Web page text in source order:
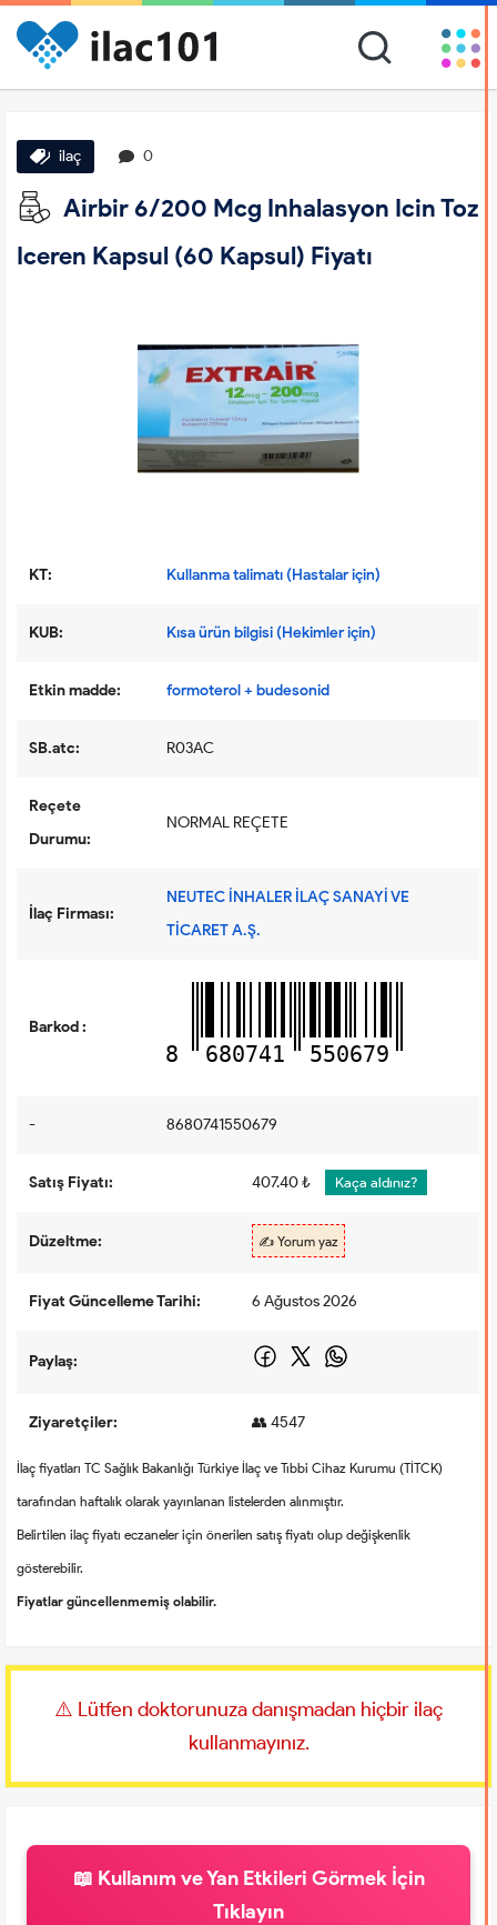
ilaç 0
Airbir 6/200 Mcg Inhalasyon Icin Toz
Iceren Kapsul (60 Kapsul) Fiyatı
KT: Kullanma talimatı (Hastalar için)
KUB: Kısa ürün bilgisi (Hekimler için)
Etkin madde: formoterol + budesonid
SB.atc: R03AC
Reçete
Durumu:
NORMAL REÇETE
İlaç Firması:
NEUTEC İNHALER İLAÇ SANAYİ VE
TİCARET A.Ş.
Barkod :
8 680741 550679
- 8680741550679
Satış Fiyatı: 407.40 ₺ Kaça aldınız?
Düzeltme: ✍️ Yorum yaz
Fiyat Güncelleme Tarihi: 6 Ağustos 2026
Paylaş:
Ziyaretçiler: 👥 4547
İlaç fiyatları TC Sağlık Bakanlığı Türkiye İlaç ve Tıbbi Cihaz Kurumu (TİTCK)
tarafından haftalık olarak yayınlanan listelerden alınmıştır.
Belirtilen ilaç fiyatı eczaneler için önerilen satış fiyatı olup değişkenlik
gösterebilir.
Fiyatlar güncellenmemiş olabilir.
⚠️ Lütfen doktorunuza danışmadan hiçbir ilaç
kullanmayınız.
📖 Kullanım ve Yan Etkileri Görmek İçin
Tıklayın